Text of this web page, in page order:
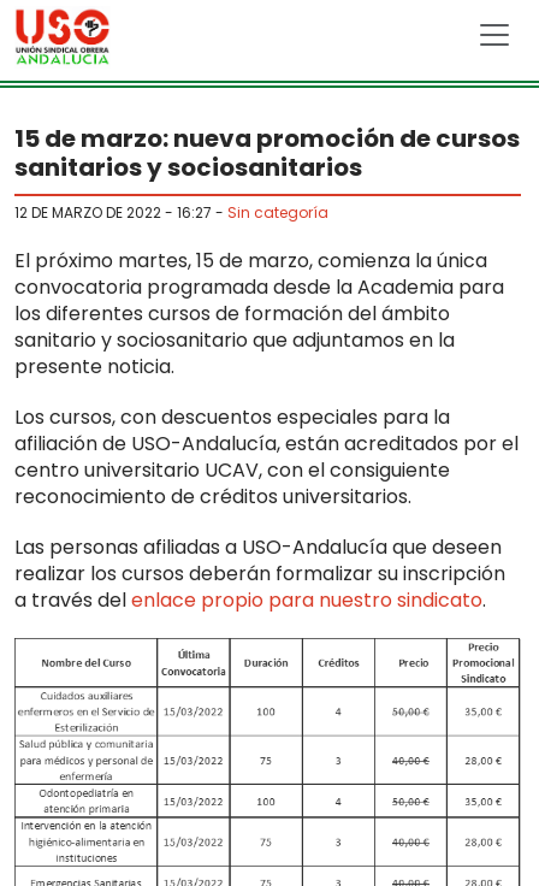
Skip to main content
15 de marzo: nueva promoción de cursos
sanitarios y sociosanitarios
12 DE MARZO DE 2022 - 16:27 - Sin categoría
El próximo martes, 15 de marzo, comienza la única
convocatoria programada desde la Academia para
los diferentes cursos de formación del ámbito
sanitario y sociosanitario que adjuntamos en la
presente noticia.
Los cursos, con descuentos especiales para la
afiliación de USO-Andalucía, están acreditados por el
centro universitario UCAV, con el consiguiente
reconocimiento de créditos universitarios.
Las personas afiliadas a USO-Andalucía que deseen
realizar los cursos deberán formalizar su inscripción
a través delenlace propio para nuestro sindicato.